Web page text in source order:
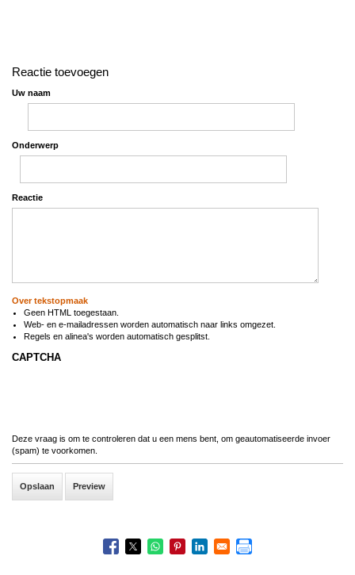
Reactie toevoegen
Uw naam
Onderwerp
Reactie
Over tekstopmaak
Geen HTML toegestaan.
Web- en e-mailadressen worden automatisch naar links omgezet.
Regels en alinea's worden automatisch gesplitst.
CAPTCHA
Deze vraag is om te controleren dat u een mens bent, om geautomatiseerde invoer
(spam) te voorkomen.